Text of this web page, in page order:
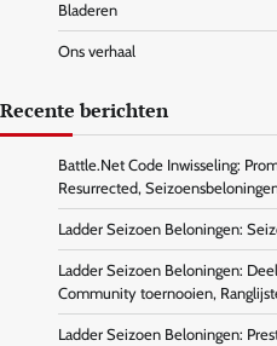
Bladeren
Ons verhaal
Recente berichten
Battle.Net Code Inwisseling:
Resurrected,
Ladder Seizoen Beloningen:
Ladder Seizoen Beloningen:
Community toernooien,
Ladder Seizoen Beloningen: